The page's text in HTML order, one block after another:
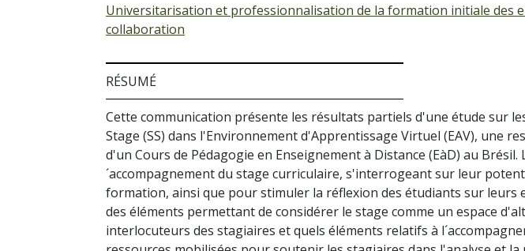
Universitarisation et professionnalisation de la formation initiale des
collaboration
RÉSUMÉ
Cette communication présente les résultats partiels d'une étude sur
Stage (SS) dans l'Environnement d'Apprentissage Virtuel (EAV), une
d'un Cours de Pédagogie en Enseignement à Distance (EàD) au
´accompagnement du stage curriculaire, s'interrogeant sur leur
formation, ainsi que pour stimuler la réflexion des étudiants sur leurs
des éléments permettant de considérer le stage comme un espace
interlocuteurs des stagiaires et quels éléments relatifs à